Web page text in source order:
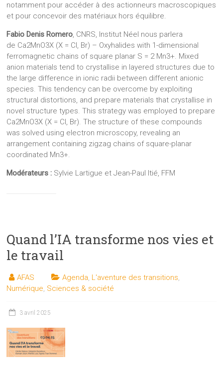
notamment pour accéder à des actionneurs macroscopiques
et pour concevoir des matériaux hors équilibre.
Fabio Denis Romero, CNRS, Institut Néel nous parlera
de Ca2MnO3X (X = Cl, Br) – Oxyhalides with 1-dimensional
ferromagnetic chains of square planar S = 2 Mn3+. Mixed
anion materials tend to crystallise in layered structures due to
the large difference in ionic radii between different anionic
species. This tendency can be overcome by exploiting
structural distortions, and prepare materials that crystallise in
novel structure types. This strategy was employed to prepare
Ca2MnO3X (X = Cl, Br). The structure of these compounds
was solved using electron microscopy, revealing an
arrangement containing zigzag chains of square-planar
coordinated Mn3+.
Modérateurs : Sylvie Lartigue et Jean-Paul Itié, FFM
Quand l’IA transforme nos vies et
le travail
AFAS Agenda, L'aventure des transitions,
Numérique, Sciences & société
3 avril 2025